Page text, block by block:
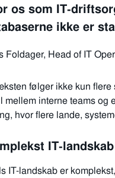
os som
ikke er
Foldager, Head of IT
følger ikke kun
mellem interne teams og
hvor flere lande,
IT-landskab er